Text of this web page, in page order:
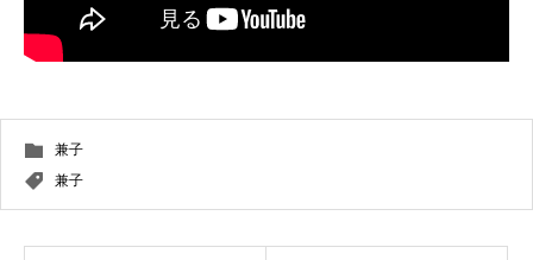
兼子
兼子